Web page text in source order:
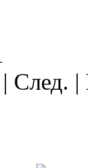
| След.